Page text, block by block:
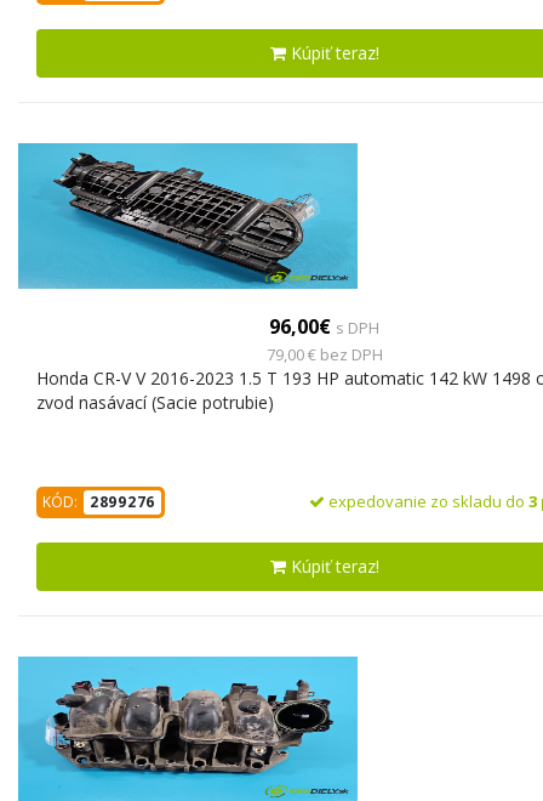
Kúpiť teraz!
96,00€ s DPH
79,00 € bez DPH
Honda CR-V V 2016-2023 1.5 T 193 HP automatic 142 kW 1498
zvod nasávací (Sacie potrubie)
KÓD: 2899276 expedovanie zo skladu do 3
Kúpiť teraz!